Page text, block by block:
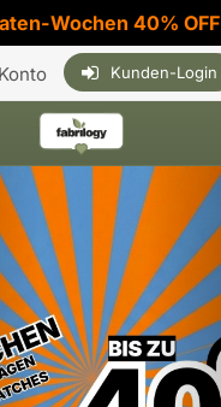
Wochen 40% OFF
Kunden-Login